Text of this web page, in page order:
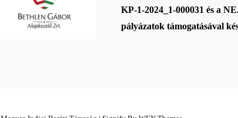
KP-1-2024_1-000031 és a
pályázatok támogatásával